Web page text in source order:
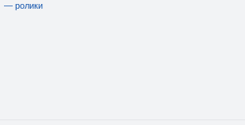
— ролики